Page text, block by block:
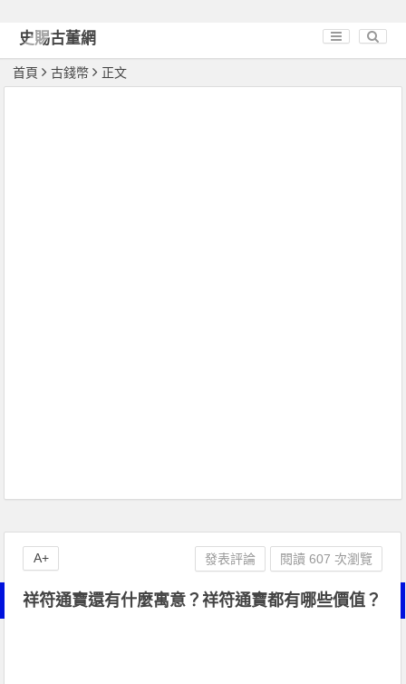
史賜古董網
首頁 古錢幣 正文
祥符通寶還有什麼寓意？祥符通寶都有哪些價值？
發表評論 閱讀 607 次瀏覽
A+